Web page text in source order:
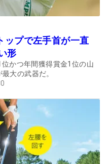
ップで左手首が一直
形
かつ年間獲得賞金1位の山
大の武器だ。